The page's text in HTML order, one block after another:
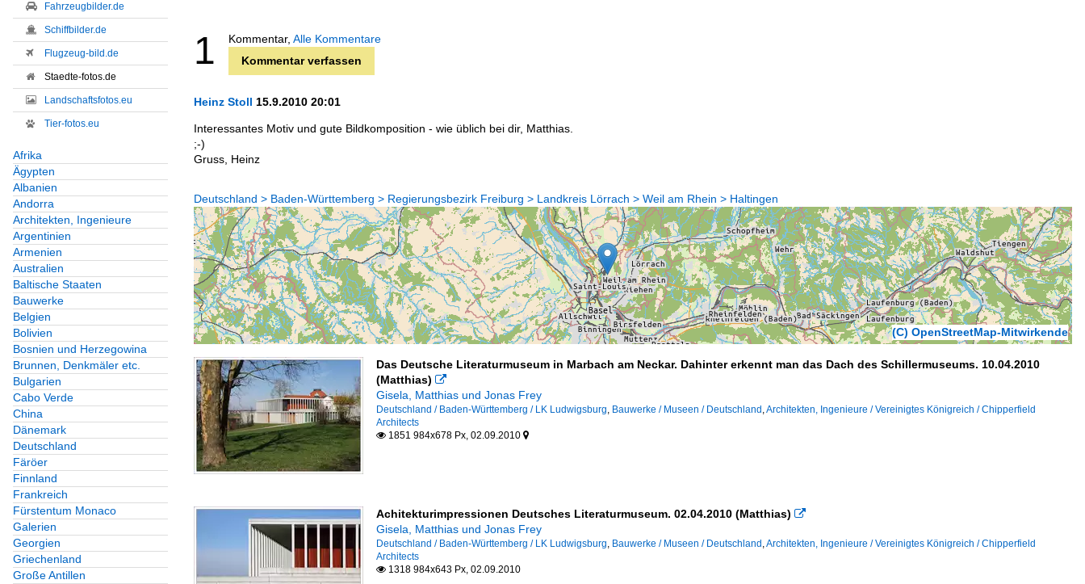
Fahrzeugbilder.de
Schiffbilder.de
Flugzeug-bild.de
Staedte-fotos.de
Landschaftsfotos.eu
Tier-fotos.eu
Afrika
Ägypten
Albanien
Andorra
Architekten, Ingenieure
Argentinien
Armenien
Australien
Baltische Staaten
Bauwerke
Belgien
Bolivien
Bosnien und Herzegowina
Brunnen, Denkmäler etc.
Bulgarien
Cabo Verde
China
Dänemark
Deutschland
Färöer
Finnland
Frankreich
Fürstentum Monaco
Galerien
Georgien
Griechenland
Große Antillen
1 Kommentar, Alle Kommentare
Kommentar verfassen
Heinz Stoll 15.9.2010 20:01
Interessantes Motiv und gute Bildkomposition - wie üblich bei dir, Matthias.
;-)
Gruss, Heinz
Deutschland > Baden-Württemberg > Regierungsbezirk Freiburg > Landkreis Lörrach > Weil am Rhein > Haltingen
(C) OpenStreetMap-Mitwirkende
Das Deutsche Literaturmuseum in Marbach am Neckar. Dahinter erkennt man das Dach des Schillermuseums. 10.04.2010
(Matthias) 
Gisela, Matthias und Jonas Frey
Deutschland / Baden-Württemberg / LK Ludwigsburg, Bauwerke / Museen / Deutschland ,Architekten, Ingenieure / Vereinigtes Königreich / Chipperfield
Architects
1851 984x678 Px, 02.09.2010 
Achitekturimpressionen Deutsches Literaturmuseum. 02.04.2010 (Matthias) 
Gisela, Matthias und Jonas Frey
Deutschland / Baden-Württemberg / LK Ludwigsburg, Bauwerke / Museen / Deutschland ,Architekten, Ingenieure / Vereinigtes Königreich / Chipperfield
Architects
1318 984x643 Px, 02.09.2010